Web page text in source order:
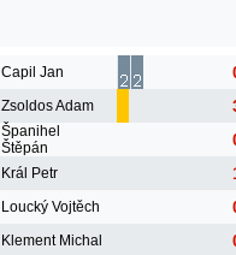
Capil Jan
Zsoldos Adam
Španihel
Štěpán
Král Petr
Loucký Vojtěch
Klement Michal